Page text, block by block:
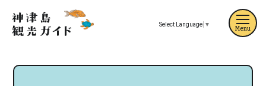
Select Language ▼
Menu